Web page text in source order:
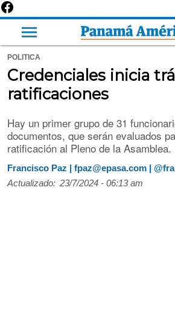
POLITICA
Credenciales inicia
ratificaciones
Hay un primer grupo de 31
documentos, que serán evaluados
ratificación al Pleno de la Asamblea.
Francisco Paz | fpaz@epasa.com |
Actualizado: 23/7/2024 - 06:13 am